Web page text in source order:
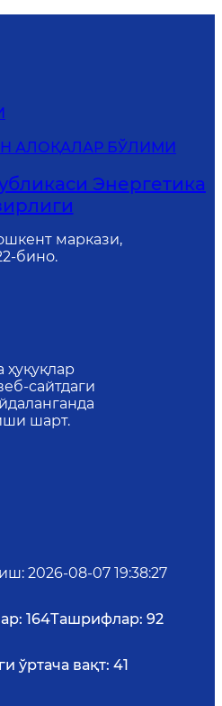
АЛОҚАЛАР БЎЛИМИ
Энергетика
маркази,
бино.
ҳуқуқлар
сайтдаги
шарт.
: 2026-08-07 19:38:27
164Ташрифлар: 92
ўртача вақт: 41